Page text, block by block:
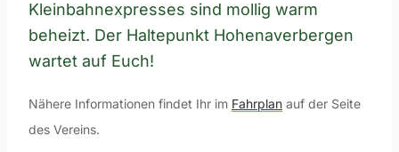
Kleinbahnexpresses sind mollig warm
beheizt. Der Haltepunkt Hohenaverbergen
wartet auf Euch!
Nähere Informationen findet Ihr im Fahrplan auf der Seite
des Vereins.